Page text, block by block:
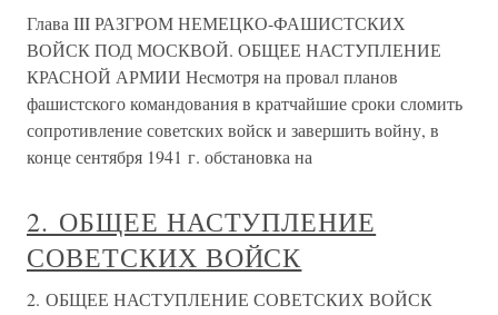
Глава III РАЗГРОМ НЕМЕЦКО-ФАШИСТСКИХ
ВОЙСК ПОД МОСКВОЙ. ОБЩЕЕ НАСТУПЛЕНИЕ
КРАСНОЙ АРМИИ Несмотря на провал планов
фашистского командования в кратчайшие сроки сломить
сопротивление советских войск и завершить войну, в
конце сентября 1941 г. обстановка на
2. ОБЩЕЕ НАСТУПЛЕНИЕ
СОВЕТСКИХ ВОЙСК
2. ОБЩЕЕ НАСТУПЛЕНИЕ СОВЕТСКИХ ВОЙСК